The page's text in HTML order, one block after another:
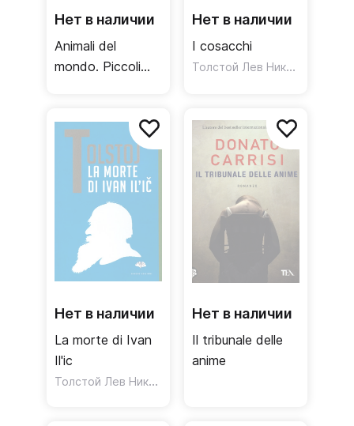
Нет в наличии
Animali del
mondo. Piccoli
Нет в наличии
I cosacchi
Толстой Лев Николаевич
Нет в наличии
La morte di Ivan
Il'ic
Толстой Лев Николаевич
Нет в наличии
Il tribunale delle
anime